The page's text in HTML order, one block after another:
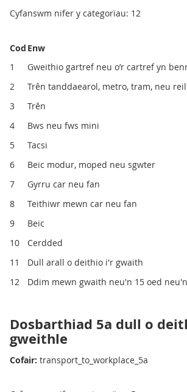
Cyfanswm nifer y categorïau: 12
Cod Enw
1
Gweithio gartref neu o’r cartref yn
2
Trên tanddaearol, metro, tram, neu
3
Trên
4
Bws neu fws mini
5
Tacsi
6
Beic modur, moped neu sgwter
7
Gyrru car neu fan
8
Teithiwr mewn car neu fan
9
Beic
10
Cerdded
11
Dull arall o deithio i'r gwaith
12
Ddim mewn gwaith neu'n 15 oed
Dosbarthiad 5a dull o
gweithle
Cofair: transport_to_workplace_5a